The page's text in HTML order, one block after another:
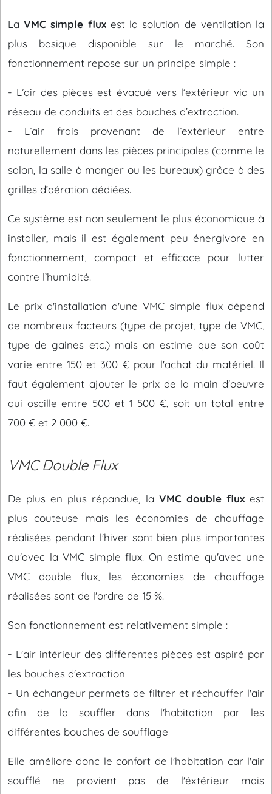
LaVMC simple fluxest la solution de ventilation la
plus basique disponible sur le marché. Son
fonctionnement repose sur un principe simple :
- L’air des pièces est évacué vers l’extérieur via un
réseau de conduits et des bouches d’extraction.
- L’air frais provenant de l’extérieur entre
naturellement dans les pièces principales (comme le
salon, la salle à manger ou les bureaux) grâce à des
grilles d’aération dédiées.
Ce système est non seulement le plus économique à
installer, mais il est également peu énergivore en
fonctionnement, compact et efficace pour lutter
contre l’humidité.
Le prix d'installation d'une VMC simple flux dépend
de nombreux facteurs (type de projet, type de VMC,
type de gaines etc.) mais on estime que son coût
varie entre 150 et 300 € pour l'achat du matériel. Il
faut également ajouter le prix de la main d'oeuvre
qui oscille entre 500 et 1 500 €, soit un total entre
700 € et 2 000 €.
VMC Double Flux
De plus en plus répandue, la VMC double fluxest
plus couteuse mais les économies de chauffage
réalisées pendant l'hiver sont bien plus importantes
qu'avec la VMC simple flux. On estime qu'avec une
VMC double flux, les économies de chauffage
réalisées sont de l'ordre de 15 %.
Son fonctionnement est relativement simple :
- L'air intérieur des différentes pièces est aspiré par
les bouches d'extraction
- Un échangeur permets de filtrer et réchauffer l'air
afin de la souffler dans l'habitation par les
différentes bouches de soufflage
Elle améliore donc le confort de l'habitation car l'air
soufflé ne provient pas de l'éxtérieur mais